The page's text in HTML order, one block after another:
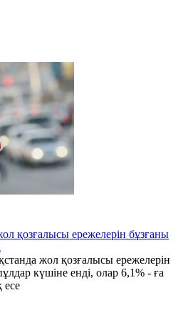
қозғалысы ережелерін бұзғаны
жол қозғалысы ережелерін
күшіне енді, олар 6,1% - ға